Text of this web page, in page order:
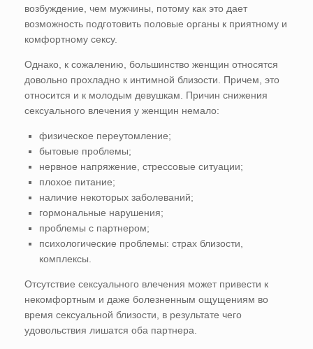
возбуждение, чем мужчины, потому как это дает
возможность подготовить половые органы к приятному и
комфортному сексу.
Однако, к сожалению, большинство женщин относятся
довольно прохладно к интимной близости. Причем, это
относится и к молодым девушкам. Причин снижения
сексуального влечения у женщин немало:
физическое переутомление;
бытовые проблемы;
нервное напряжение, стрессовые ситуации;
плохое питание;
наличие некоторых заболеваний;
гормональные нарушения;
проблемы с партнером;
психологические проблемы: страх близости,
комплексы.
Отсутствие сексуального влечения может привести к
некомфортным и даже болезненным ощущениям во
время сексуальной близости, в результате чего
удовольствия лишатся оба партнера.